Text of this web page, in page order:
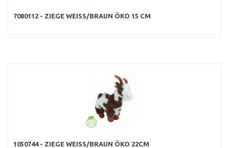
7080112 - ZIEGE WEISS/BRAUN ÖKO 15 CM
1050744 - ZIEGE WEISS/BRAUN ÖKO 22CM